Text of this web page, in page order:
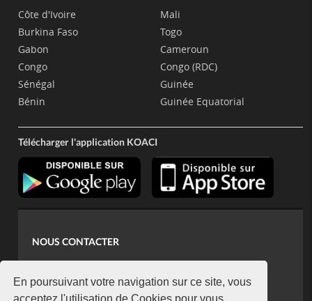
En poursuivant votre navigation sur ce site, vous
acceptez l'utilisation de Cookies pour vous
Côte d'Ivoire
Burkina Faso
Gabon
Congo
Sénégal
Bénin
Mali
Togo
Cameroun
Congo (RDC)
Guinée
Guinée Equatorial
Télécharger l'application KOACI
NOUS CONTACTER
koaci@yahoo.fr